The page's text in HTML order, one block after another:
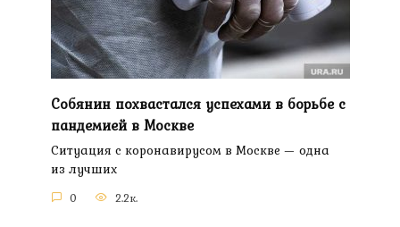
Собянин похвастался успехами в борьбе с
пандемией в Москве
Ситуация с коронавирусом в Москве — одна
из лучших
0 2.2к.